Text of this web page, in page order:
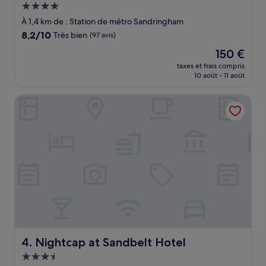
Hébergement
4.0 étoiles
À 1,4 km de : Station de métro Sandringham
8.2
8,2/10 Très bien (97 avis)
Le
nouveau
prix
de
150 €
150 €
taxes et frais compris
10 août - 11 août
4. Nightcap at Sandbelt Hotel
Nightcap at Sandbelt Hotel
Hébergement